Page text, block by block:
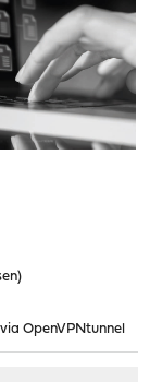
)
OpenVPNtunnel